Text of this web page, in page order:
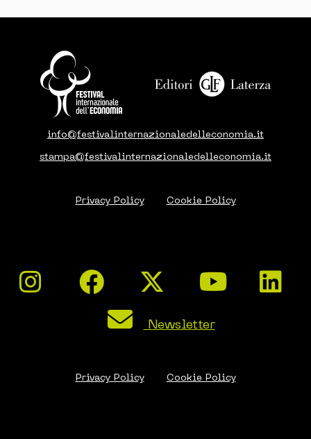
info@festivalinternazionaledelleconomia.it
stampa@festivalinternazionaledelleconomia.it
Privacy Policy Cookie Policy
Newsletter
Privacy Policy Cookie Policy